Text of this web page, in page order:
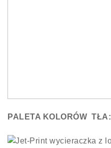
PALETA KOLORÓW TŁA: